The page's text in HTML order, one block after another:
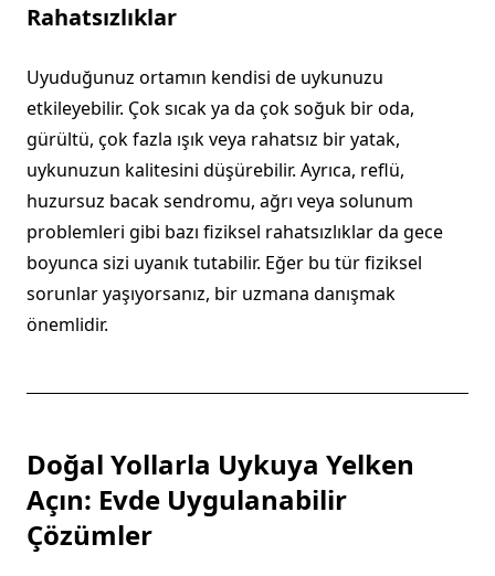
Rahatsızlıklar
Uyuduğunuz ortamın kendisi de uykunuzu
etkileyebilir. Çok sıcak ya da çok soğuk bir oda,
gürültü, çok fazla ışık veya rahatsız bir yatak,
uykunuzun kalitesini düşürebilir. Ayrıca, reflü,
huzursuz bacak sendromu, ağrı veya solunum
problemleri gibi bazı fiziksel rahatsızlıklar da gece
boyunca sizi uyanık tutabilir. Eğer bu tür fiziksel
sorunlar yaşıyorsanız, bir uzmana danışmak
önemlidir.
Doğal Yollarla Uykuya Yelken
Açın: Evde Uygulanabilir
Çözümler